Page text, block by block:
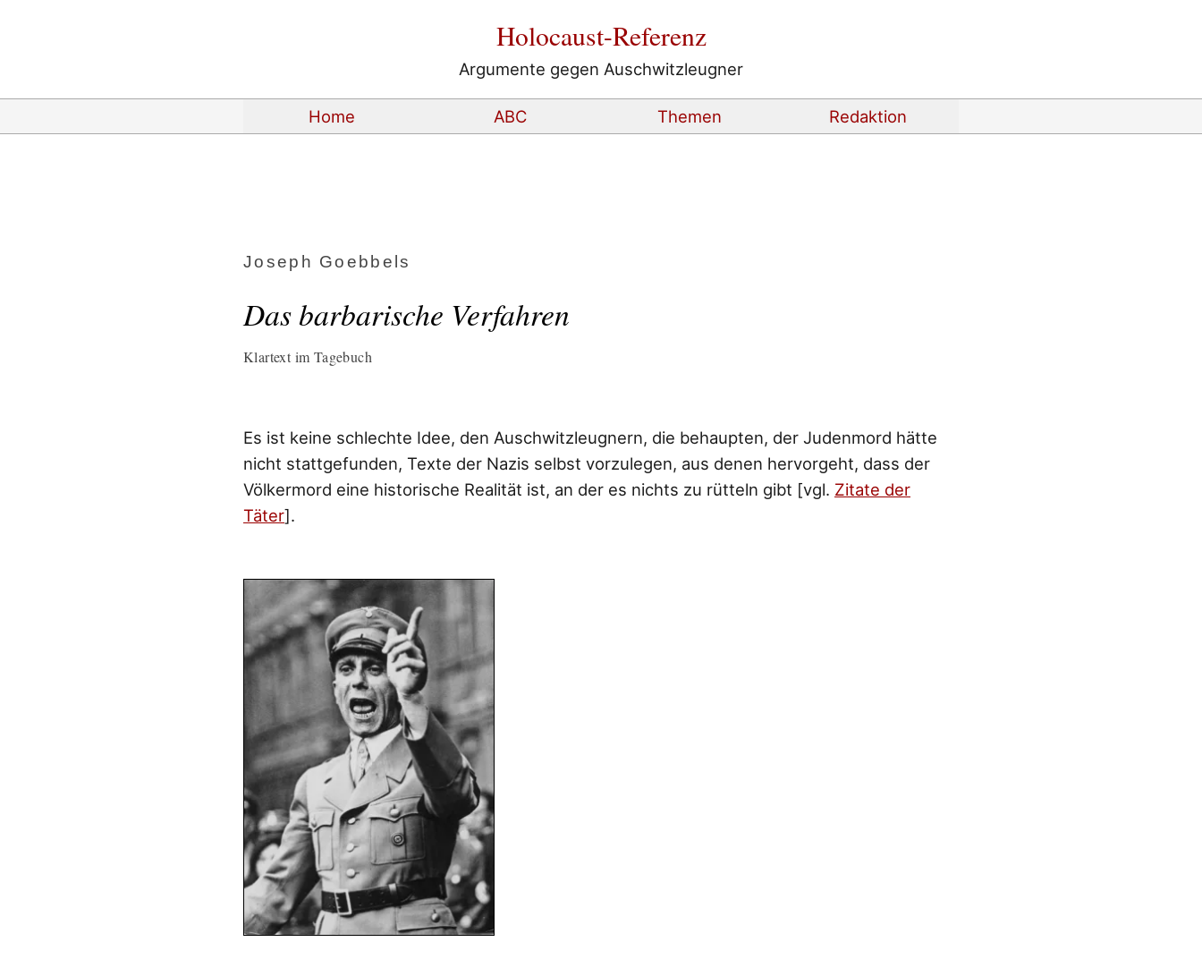
Holocaust-Referenz
Argumente gegen Auschwitzleugner
Home ABC Themen Redaktion
Joseph Goebbels
Das barbarische Verfahren
Klartext im Tagebuch
Es ist keine schlechte Idee, den Auschwitzleugnern, die behaupten, der Judenmord hätte
nicht stattgefunden, Texte der Nazis selbst vorzulegen, aus denen hervorgeht, dass der
Völkermord eine historische Realität ist, an der es nichts zu rütteln gibt [vgl. Zitate der
Täter].